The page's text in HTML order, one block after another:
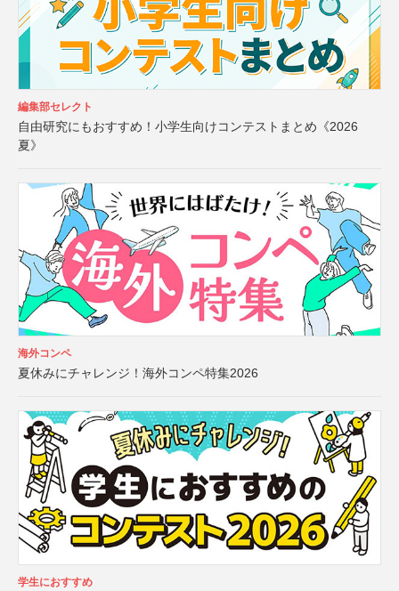
編集部セレクト
自由研究にもおすすめ！小学生向けコンテストまとめ《2026
夏》
海外コンペ
夏休みにチャレンジ！海外コンペ特集2026
学生におすすめ